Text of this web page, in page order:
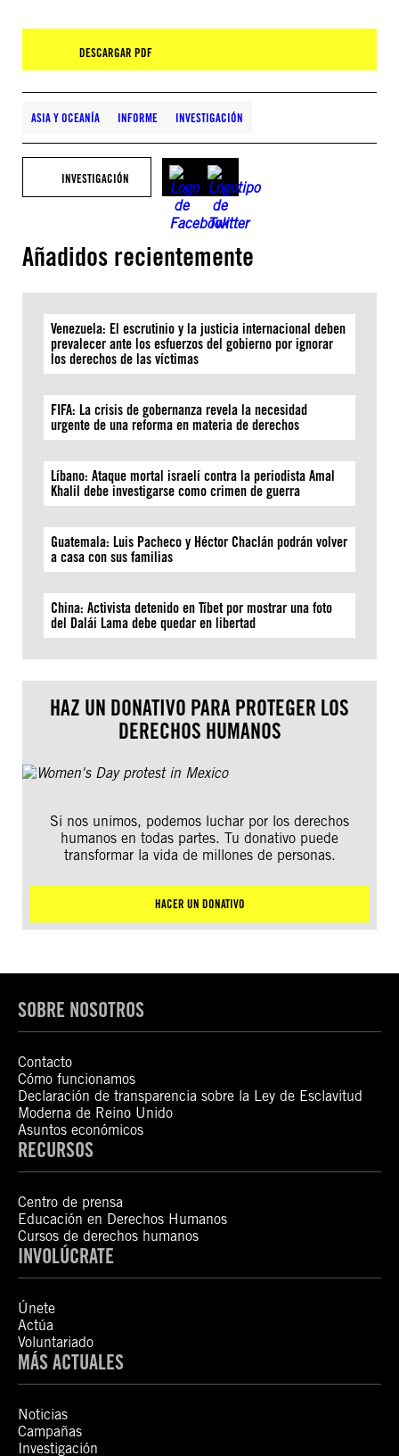
DESCARGAR PDF
ASIA Y OCEANÍA INFORME INVESTIGACIÓN
INVESTIGACIÓN
Añadidos recientemente
Venezuela: El escrutinio y la justicia internacional deben
prevalecer ante los esfuerzos del gobierno por ignorar
los derechos de las víctimas
FIFA: La crisis de gobernanza revela la necesidad
urgente de una reforma en materia de derechos
Líbano: Ataque mortal israelí contra la periodista Amal
Khalil debe investigarse como crimen de guerra
Guatemala: Luis Pacheco y Héctor Chaclán podrán volver
a casa con sus familias
China: Activista detenido en Tíbet por mostrar una foto
del Dalái Lama debe quedar en libertad
HAZ UN DONATIVO PARA PROTEGER LOS
DERECHOS HUMANOS
Si nos unimos, podemos luchar por los derechos
humanos en todas partes. Tu donativo puede
transformar la vida de millones de personas.
HACER UN DONATIVO
SOBRE NOSOTROS
Contacto
Cómo funcionamos
Declaración de transparencia sobre la Ley de Esclavitud
Moderna de Reino Unido
Asuntos económicos
RECURSOS
Centro de prensa
Educación en Derechos Humanos
Cursos de derechos humanos
INVOLÚCRATE
Únete
Actúa
Voluntariado
MÁS ACTUALES
Noticias
Campañas
Investigación